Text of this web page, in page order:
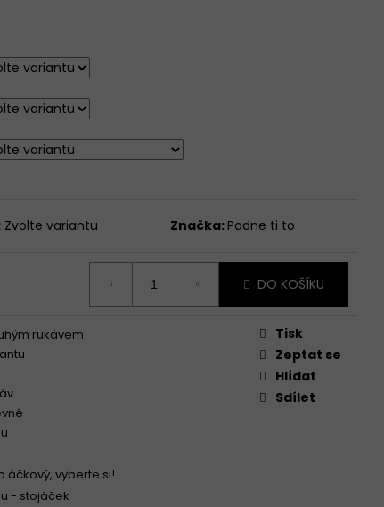
Zvolte variantu Značka: Padne ti to
DO KOŠÍKU
rukávem
áčkový, vyberte si!
- stojáček
Tisk
Zeptat se
Hlídat
Sdílet
KRÁTKÝ
- ČERNÁ